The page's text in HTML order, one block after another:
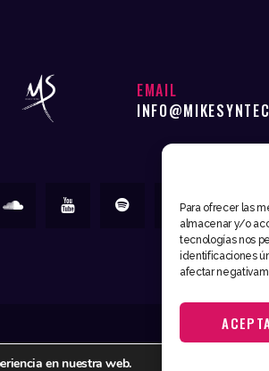
Para ofrecer las
almacenar y/o
tecnologías nos
identificaciones
afectar
EMAIL
en nuestra web.